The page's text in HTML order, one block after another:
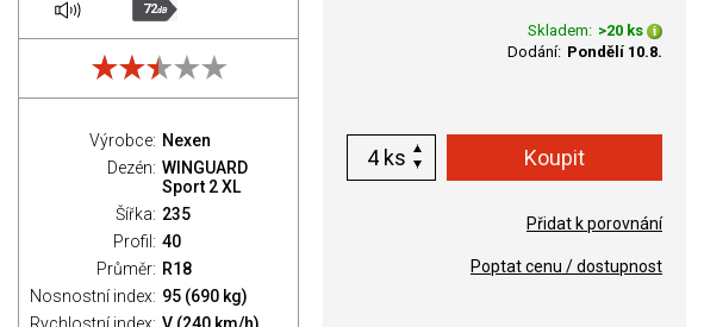
72dB
Výrobce: Nexen
Dezén: WINGUARD
Sport 2 XL
Šířka: 235
Profil: 40
Průměr: R18
Nosnostní index: 95 (690 kg)
Skladem: >20 ks
Dodání: Pondělí 10.8.
ks
Přidat k porovnání
Poptat cenu / dostupnost